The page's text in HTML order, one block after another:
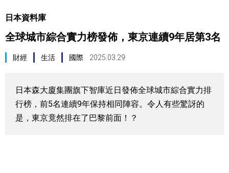
視覺日本
臺灣香港
更多
日本資料庫
全球城市綜合實力榜發佈，東京連續9年居第3名
財經 生活 國際 2025.03.29
日本森大廈集團旗下智庫近日發佈全球城市綜合實力排
行榜，前5名連續9年保持相同陣容。令人有些驚訝的
是，東京竟然排在了巴黎前面！？